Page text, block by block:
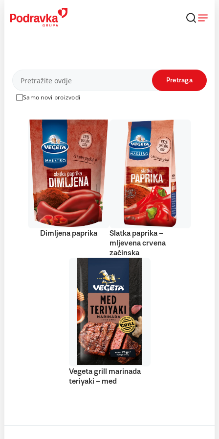
content
Proizvodi
Samo novi proizvodi
Pretraga
Dimljena paprika
Slatka paprika –
mljevena crvena
začinska
Vegeta grill marinada
teriyaki – med